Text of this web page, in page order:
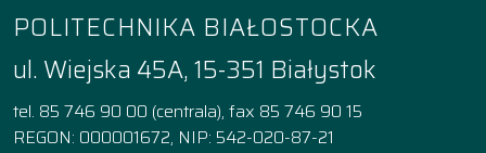
POLITECHNIKA BIAŁOSTOCKA
ul. Wiejska 45A, 15-351 Białystok
tel. 85 746 90 00 (centrala), fax 85 746 90 15
REGON: 000001672, NIP: 542-020-87-21